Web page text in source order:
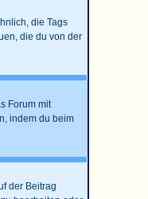
die Tags
die du von der
Forum mit
indem du beim
der Beitrag